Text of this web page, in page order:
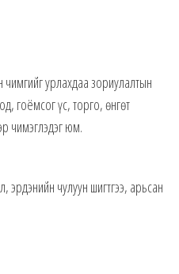
урлахдаа зориулалтын
гоёмсог үс, торго, өнгөт
чимэглэдэг юм.
эрдэнийн чулуун шигтгээ, арьсан